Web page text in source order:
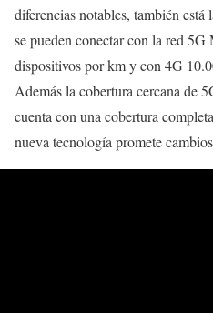
diferencias notables, también
se pueden conectar con la red 5G
dispositivos por km y con 4G
Además la cobertura cercana de
cuenta con una cobertura
nueva tecnología promete